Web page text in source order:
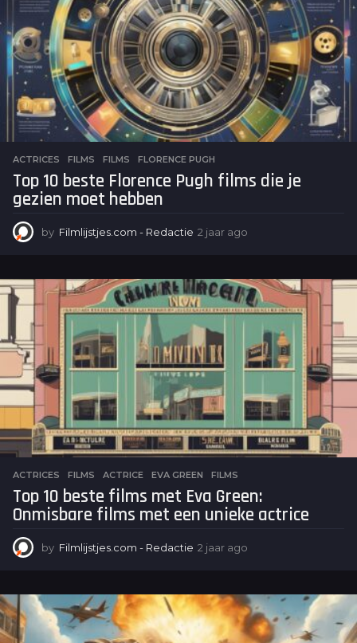
g
o
ACTRICES ,FILMS FILMS ,FLORENCE PUGH
Top 10 beste Florence Pugh films die je
gezien moet hebben
by Filmlijstjes.com - Redactie 2 jaar ago
a
r
a
ACTRICES ,FILMS ACTRICE ,EVA GREEN ,FILMS
Top 10 beste films met Eva Green:
Onmisbare films met een unieke actrice
by Filmlijstjes.com - Redactie 2 jaar ago
a
r
a
g